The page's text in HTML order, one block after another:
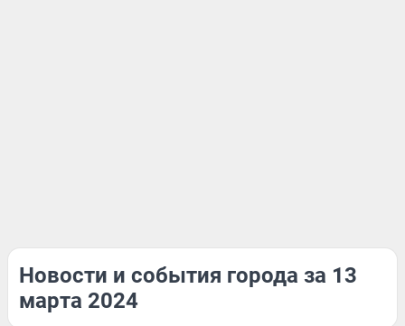
Новости и события города за 13
марта 2024